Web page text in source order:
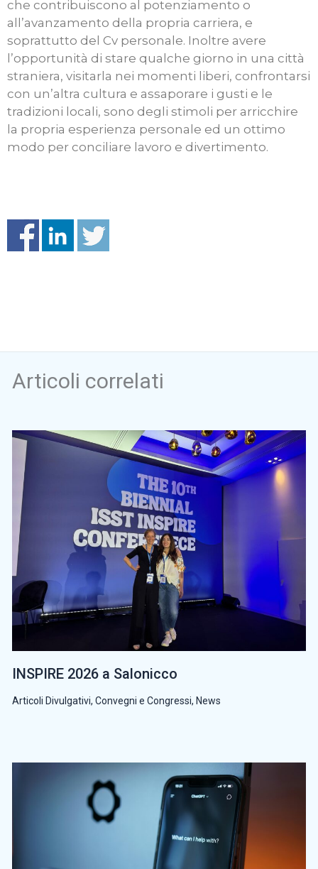
che contribuiscono al potenziamento o
all’avanzamento della propria carriera, e
soprattutto del Cv personale. Inoltre avere
l’opportunità di stare qualche giorno in una città
straniera, visitarla nei momenti liberi, confrontarsi
con un’altra cultura e assaporare i gusti e le
tradizioni locali, sono degli stimoli per arricchire
la propria esperienza personale ed un ottimo
modo per conciliare lavoro e divertimento.
Articoli correlati
INSPIRE 2026 a Salonicco
Articoli Divulgativi, Convegni e Congressi, News